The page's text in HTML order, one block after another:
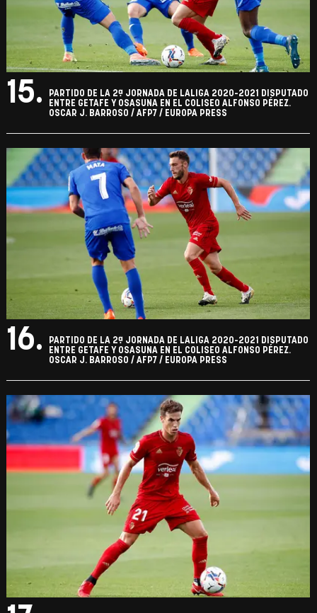
15.
PARTIDO DE LA 2ª JORNADA DE LALIGA 2020-2021 DISPUTADO
ENTRE GETAFE Y OSASUNA EN EL COLISEO ALFONSO PÉREZ.
OSCAR J. BARROSO / AFP7 / EUROPA PRESS
16.
PARTIDO DE LA 2ª JORNADA DE LALIGA 2020-2021 DISPUTADO
ENTRE GETAFE Y OSASUNA EN EL COLISEO ALFONSO PÉREZ.
OSCAR J. BARROSO / AFP7 / EUROPA PRESS